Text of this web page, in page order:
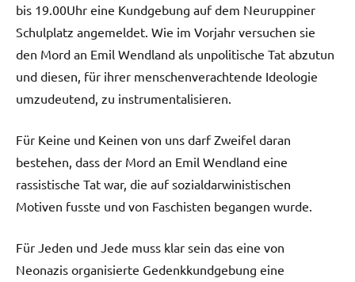
bis 19.00Uhr eine Kundgebung auf dem Neuruppiner
Schulplatz angemeldet. Wie im Vorjahr versuchen sie
den Mord an Emil Wendland als unpolitische Tat abzutun
und diesen, für ihrer menschenverachtende Ideologie
umzudeutend, zu instrumentalisieren.
Für Keine und Keinen von uns darf Zweifel daran
bestehen, dass der Mord an Emil Wendland eine
rassistische Tat war, die auf sozialdarwinistischen
Motiven fusste und von Faschisten begangen wurde.
Für Jeden und Jede muss klar sein das eine von
Neonazis organisierte Gedenkkundgebung eine